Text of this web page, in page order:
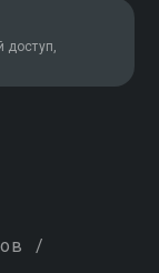
доступ,
/